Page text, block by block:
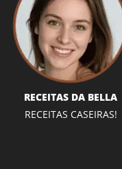
RECEITAS DA BELLA
RECEITAS CASEIRAS!